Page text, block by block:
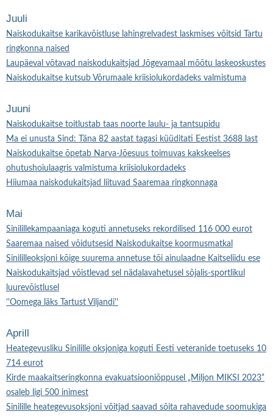
Juuli
Naiskodukaitse karikavõistluse lahingrelvadest laskmises võitsid Tartu
ringkonna naised
Laupäeval võtavad naiskodukaitsjad Jõgevamaal mõõtu laskeoskustes
Naiskodukaitse kutsub Võrumaale kriisiolukordadeks valmistuma
Juuni
Naiskodukaitse toitlustab taas noorte laulu- ja tantsupidu
Ma ei unusta Sind: Täna 82 aastat tagasi küüditati Eestist 3688 last
Naiskodukaitse õpetab Narva-Jõesuus toimuvas kakskeelses
ohutushoiulaagris valmistuma kriisiolukordadeks
Hiiumaa naiskodukaitsjad liituvad Saaremaa ringkonnaga
Mai
Sinilillekampaaniaga koguti annetuseks rekordilised 116 000 eurot
Saaremaa naised võidutsesid Naiskodukaitse koormusmatkal
Sinililleoksjoni kõige suurema annetuse tõi ainulaadne Kaitseliidu ese
Naiskodukaitsjad võistlevad sel nädalavahetusel sõjalis-sportlikul
luurevõistlusel
''Oomega läks Tartust Viljandi''
Aprill
Heategevusliku Sinilille oksjoniga koguti Eesti veteranide toetuseks 10
714 eurot
Kirde maakaitseringkonna evakuatsiooniõppusel „Miljon MIKSI 2023“
osaleb ligi 500 inimest
Sinilille heategevusoksjoni võitjad saavad sõita rahavedude soomukiga